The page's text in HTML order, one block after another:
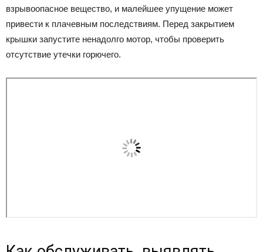
взрывоопасное вещество, и малейшее упущение может
привести к плачевным последствиям. Перед закрытием
крышки запустите ненадолго мотор, чтобы проверить
отсутствие утечки горючего.